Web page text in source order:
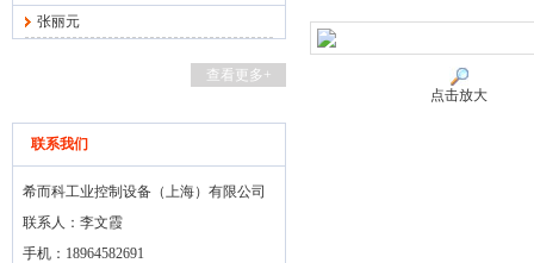
张丽元
查看更多+
联系我们
希而科工业控制设备（上海）有限公司
联系人：李文霞
手机：18964582691
点击放大